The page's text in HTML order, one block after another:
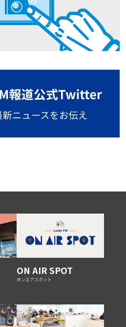
ON AIR SPOT
オンエアスポット